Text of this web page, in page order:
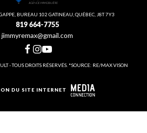
BUREAU 102 GATINEAU, QUÉBEC, J8T 7Y3
819 664-7755
jimmyremax@gmail.com
- TOUS DROITS RÉSERVÉS. *SOURCE: RE/MAX VISON
DU SITE INTERNET